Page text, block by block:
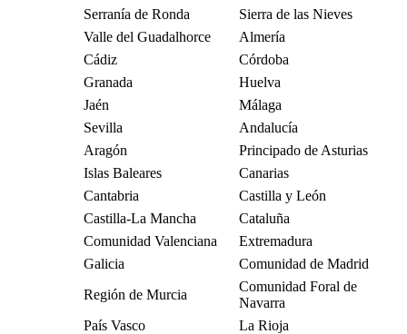
Serranía de Ronda
Sierra de las Nieves
Valle del Guadalhorce
Almería
Cádiz
Córdoba
Granada
Huelva
Jaén
Málaga
Sevilla
Andalucía
Aragón
Principado de Asturias
Islas Baleares
Canarias
Cantabria
Castilla y León
Castilla-La Mancha
Cataluña
Comunidad Valenciana
Extremadura
Galicia
Comunidad de Madrid
Región de Murcia
Comunidad Foral de
Navarra
País Vasco
La Rioja